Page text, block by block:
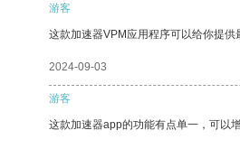
游客
这款加速器VPM应用程序可以给你提供
2024-09-03
游客
这款加速器app的功能有点单一，可以